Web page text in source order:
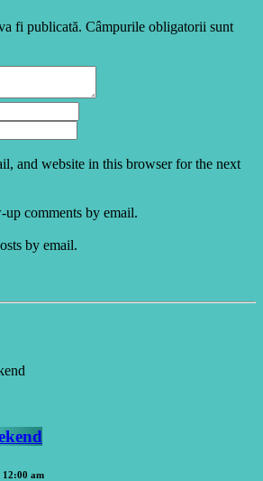
fi publicată. Câmpurile obligatorii sunt
and website in this browser for the next
comments by email.
by email.
12:00 am